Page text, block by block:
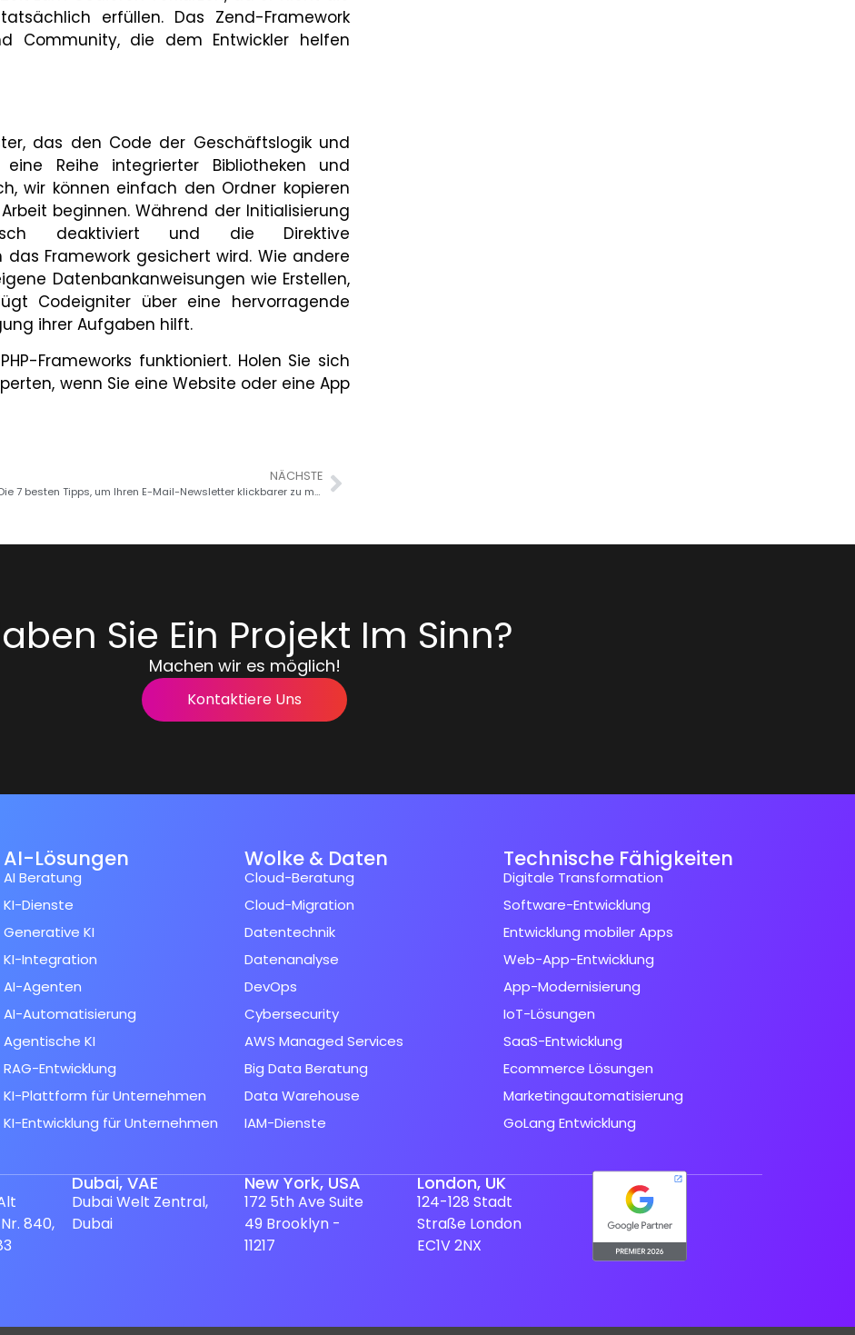
erfüllen. Das Zend-Framework
Community, die dem Entwickler helfen
das den Code der Geschäftslogik und
Reihe integrierter Bibliotheken und
wir können einfach den Ordner kopieren
beginnen. Während der Initialisierung
deaktiviert und die Direktive
Framework gesichert wird. Wie andere
Datenbankanweisungen wie Erstellen,
Codeigniter über eine hervorragende
ihrer Aufgaben hilft.
Frameworks funktioniert. Holen Sie sich
wenn Sie eine Website oder eine App
NÄCHSTE
Die 7 besten Tipps, um Ihren E-Mail-Newsletter klickbarer zu machen
Sie Ein Projekt Im Sinn?
Machen wir es möglich!
Kontaktiere Uns
AI-Lösungen
AI Beratung
KI-Dienste
Generative KI
KI-Integration
AI-Agenten
AI-Automatisierung
Agentische KI
RAG-Entwicklung
KI-Plattform für Unternehmen
KI-Entwicklung für Unternehmen
Wolke & Daten
Cloud-Beratung
Cloud-Migration
Datentechnik
Datenanalyse
DevOps
Cybersecurity
AWS Managed Services
Big Data Beratung
Data Warehouse
IAM-Dienste
Technische Fähigkeiten
Digitale Transformation
Software-Entwicklung
Entwicklung mobiler Apps
Web-App-Entwicklung
App-Modernisierung
IoT-Lösungen
SaaS-Entwicklung
Ecommerce Lösungen
Marketingautomatisierung
GoLang Entwicklung
840,
Dubai, VAE
Dubai Welt Zentral,
Dubai
New York, USA
172 5th Ave Suite
49 Brooklyn -
11217
London, UK
124-128 Stadt
Straße London
EC1V 2NX